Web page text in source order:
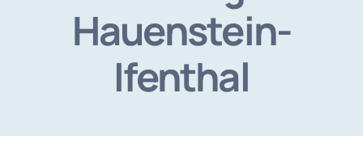
Hauenstein-
Ifenthal